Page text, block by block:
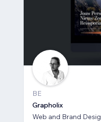
BE
Grapholix
Web and Brand